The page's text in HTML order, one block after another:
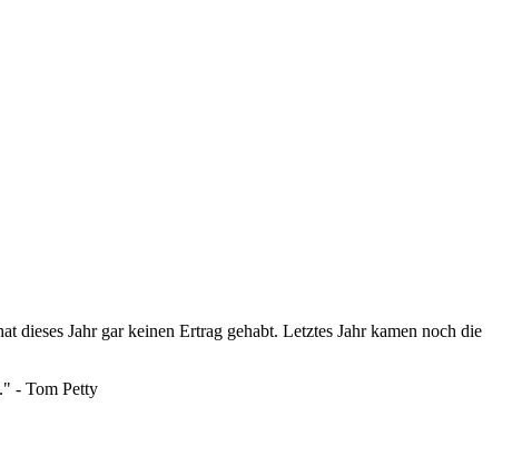
Jahr gar keinen Ertrag gehabt. Letztes Jahr kamen noch die
- Tom Petty